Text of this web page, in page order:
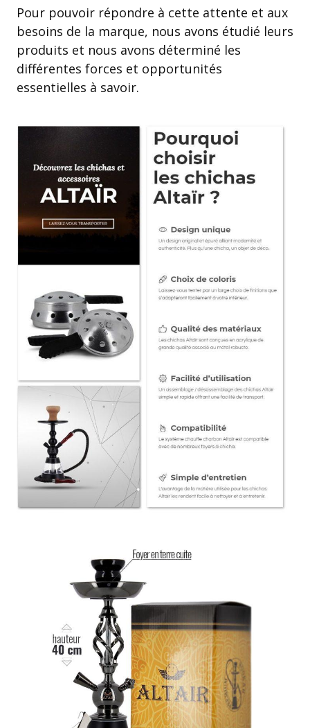
Pour pouvoir répondre à cette attente et aux
besoins de la marque, nous avons étudié leurs
produits et nous avons déterminé les
différentes forces et opportunités
essentielles à savoir.